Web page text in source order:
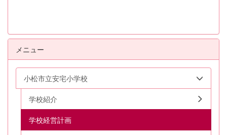
メニュー
小松市立安宅小学校
学校紹介
学校経営計画